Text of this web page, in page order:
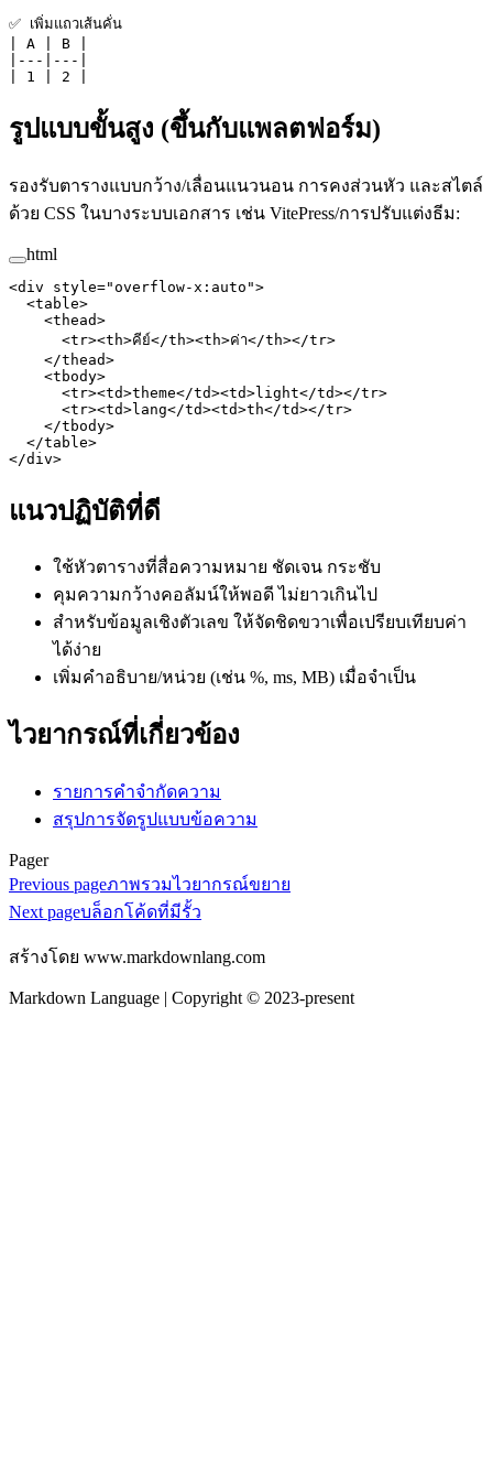
✅ เพิ่มแถวเส้นคั่น
| A | B |
|---|---|
| 1 | 2 |
รูปแบบขั้นสูง (ขึ้นกับแพลตฟอร์ม)
รองรับตารางแบบกว้าง/เลื่อนแนวนอน การคงส่วนหัว และสไตล์
ด้วย CSS ในบางระบบเอกสาร เช่น VitePress/การปรับแต่งธีม:
html
<div style="overflow-x:auto">
  <
table>
    <
thead>
      <
tr><th>คีย์</th><th>ค่า</th></tr>
    </
thead>
    <
tbody>
      <
tr><td>theme</td><td>light</td></tr>
      <
tr><td>lang</td><td>th</td></tr>
    </
tbody>
  </
table>
</div>
แนวปฏิบัติที่ดี
ใช้หัวตารางที่สื่อความหมาย ชัดเจน กระชับ
คุมความกว้างคอลัมน์ให้พอดี ไม่ยาวเกินไป
สำหรับข้อมูลเชิงตัวเลข ให้จัดชิดขวาเพื่อเปรียบเทียบค่า
ได้ง่าย
เพิ่มคำอธิบาย/หน่วย (เช่น %, ms, MB) เมื่อจำเป็น
ไวยากรณ์ที่เกี่ยวข้อง
รายการคำจำกัดความ
สรุปการจัดรูปแบบข้อความ
Pager
Previous pageภาพรวมไวยากรณ์ขยาย
Next pageบล็อกโค้ดที่มีรั้ว
สร้างโดย www.markdownlang.com
Markdown Language | Copyright © 2023-present